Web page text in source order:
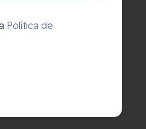
Política de